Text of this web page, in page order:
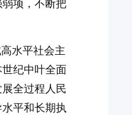
项，不断把
水平社会主
纪中叶全面
全过程人民
平和长期执